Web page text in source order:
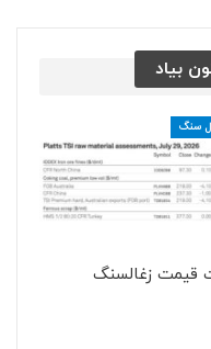
بیاد
سنگ
قیمت زغالسنگ